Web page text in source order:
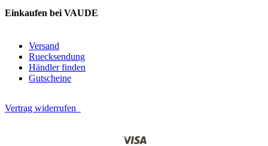
Einkaufen bei VAUDE
Versand
Ruecksendung
Händler finden
Gutscheine
Vertrag widerrufen